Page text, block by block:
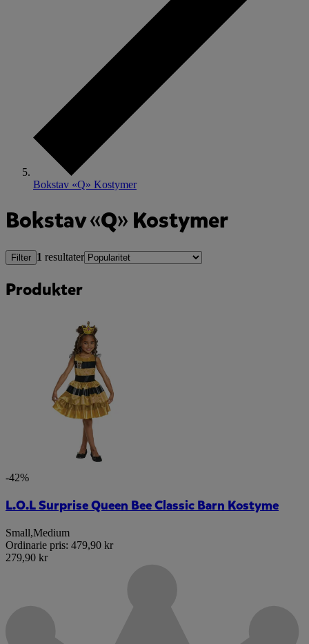
Bokstav «Q» Kostymer
Bokstav «Q» Kostymer
Filter 1 resultater
Produkter
-42%
L.O.L Surprise Queen Bee Classic Barn Kostyme
Small,Medium
Ordinarie pris: 479,90 kr
279,90 kr